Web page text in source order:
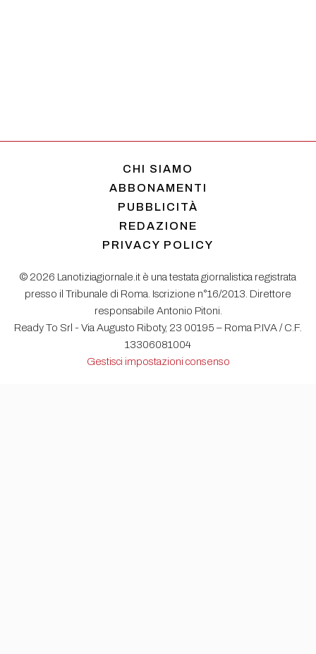
CHI SIAMO
ABBONAMENTI
PUBBLICITÀ
REDAZIONE
PRIVACY POLICY
© 2026 Lanotiziagiornale.it è una testata giornalistica registrata
presso il Tribunale di Roma. Iscrizione n°16/2013. Direttore
responsabile Antonio Pitoni.
Ready To Srl - Via Augusto Riboty, 23 00195 – Roma P.IVA / C.F.
13306081004
Gestisci impostazioni consenso